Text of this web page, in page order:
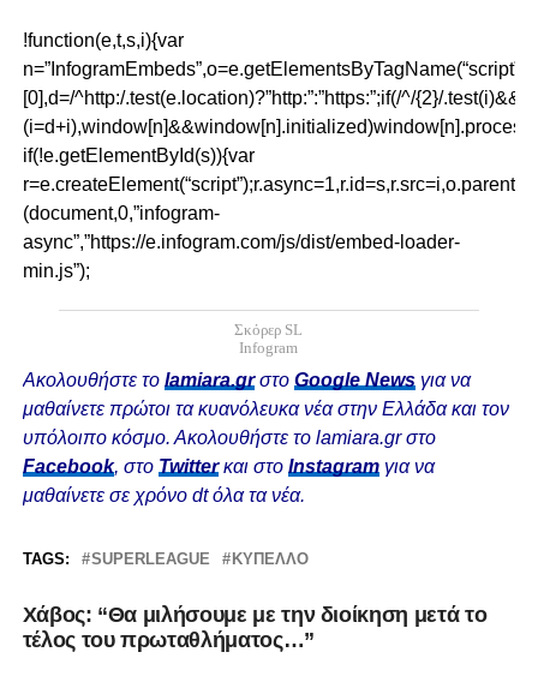
!function(e,t,s,i){var
n=”InfogramEmbeds”,o=e.getElementsByTagName(“script”)
[0],d=/^http:/.test(e.location)?”http:”:”https:”;if(/^/{2}/.test(i)&&
if(!e.getElementById(s)){var
(document,0,”infogram-
async”,”https://e.infogram.com/js/dist/embed-loader-
min.js”);
Σκόρερ SL
Infogram
Ακολουθήστε το lamiara.grστο Google Newsγια να
μαθαίνετε πρώτοι τα κυανόλευκα νέα στην Ελλάδα και τον
υπόλοιπο κόσμο. Ακολουθήστε το lamiara.gr στο
Facebook, στο Twitterκαι στο Instagram για να
μαθαίνετε σε χρόνο dt όλα τα νέα.
TAGS: SUPERLEAGUE ΚΎΠΕΛΛΟ
Χάβος: “Θα μιλήσουμε με την διοίκηση μετά το
τέλος του πρωταθλήματος…”